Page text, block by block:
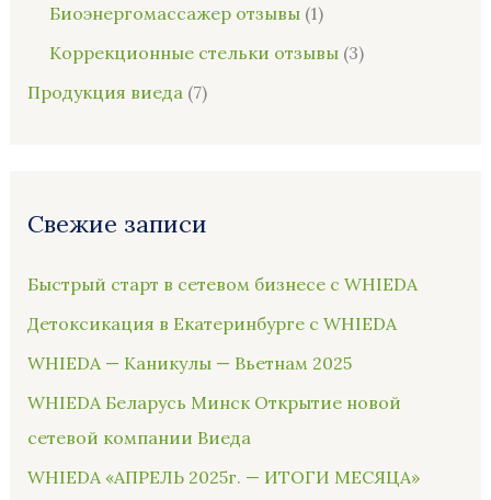
Биоэнергомассажер отзывы(1)
Коррекционные стельки отзывы(3)
Продукция виеда (7)
Свежие записи
Быстрый старт в сетевом бизнесе с WHIEDA
Детоксикация в Екатеринбурге с WHIEDA
WHIEDA — Каникулы — Вьетнам 2025
WHIEDA Беларусь Минск Открытие новой
сетевой компании Виеда
WHIEDA «АПРЕЛЬ 2025г. — ИТОГИ МЕСЯЦА»